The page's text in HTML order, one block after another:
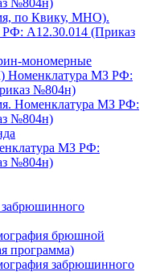
№804н)
по Квику, МНО).
A12.30.014 (Приказ
мономерные
Номенклатура МЗ РФ:
№804н)
Номенклатура МЗ РФ:
№804н)
МЗ РФ:
№804н)
брюшной
программа)
забрюшинного